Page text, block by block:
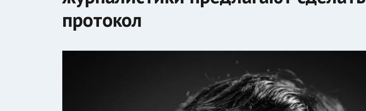
протокол